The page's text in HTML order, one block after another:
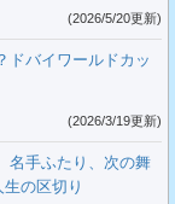
(2026/5/20更新)
ドバイワールドカッ
(2026/3/19更新)
名手ふたり、次の舞
の区切り